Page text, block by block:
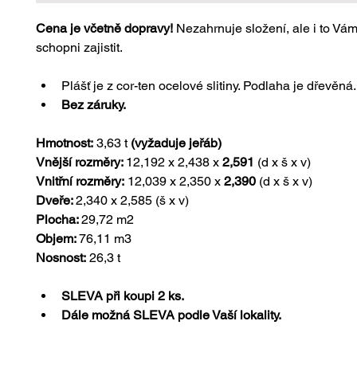
Cena je včetně dopravy! Nezahrnuje složení, ale i to
schopni zajistit.
Plášť je z cor-ten ocelové slitiny. Podlaha je dřevěná.
Bez záruky.
Hmotnost: 3,63 t (vyžaduje jeřáb)
Vnější rozměry: 12,192 x 2,438 x 2,591 (d x š x v)
Vnitřní rozměry: 12,039 x 2,350 x 2,390 (d x š x v)
Dveře: 2,340 x 2,585 (š x v)
Plocha: 29,72 m2
Objem: 76,11 m3
Nosnost: 26,3 t
SLEVA při koupi 2 ks.
Dále možná SLEVA podle Vaší lokality.